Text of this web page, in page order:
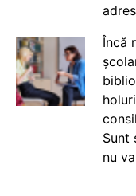
Încă
Sunt
nu